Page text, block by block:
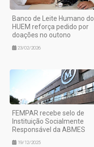
Banco de Leite Humano do
HUEM reforça pedido por
doações no outono
23/02/2026
FEMPAR recebe selo de
Instituição Socialmente
Responsável da ABMES
19/12/2025